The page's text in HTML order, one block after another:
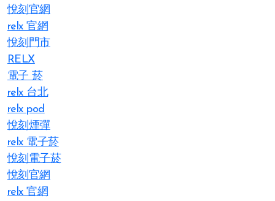
悅刻官網
relx 官網
悅刻門市
RELX
電子 菸
relx 台北
relx pod
悅刻煙彈
relx 電子菸
悅刻電子菸
悅刻官網
relx 官網